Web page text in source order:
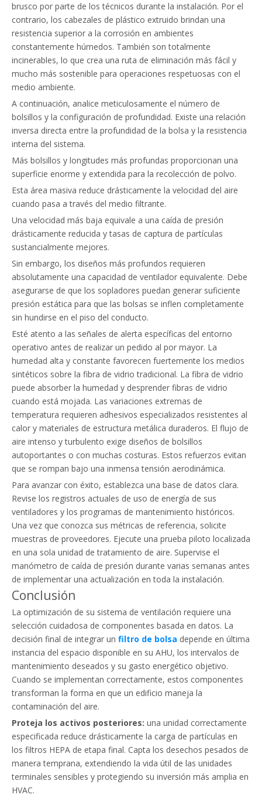
brusco por parte de los técnicos durante la instalación. Por el
contrario, los cabezales de plástico extruido brindan una
resistencia superior a la corrosión en ambientes
constantemente húmedos. También son totalmente
incinerables, lo que crea una ruta de eliminación más fácil y
mucho más sostenible para operaciones respetuosas con el
medio ambiente.
A continuación, analice meticulosamente el número de
bolsillos y la configuración de profundidad. Existe una relación
inversa directa entre la profundidad de la bolsa y la resistencia
interna del sistema.
Más bolsillos y longitudes más profundas proporcionan una
superficie enorme y extendida para la recolección de polvo.
Esta área masiva reduce drásticamente la velocidad del aire
cuando pasa a través del medio filtrante.
Una velocidad más baja equivale a una caída de presión
drásticamente reducida y tasas de captura de partículas
sustancialmente mejores.
Sin embargo, los diseños más profundos requieren
absolutamente una capacidad de ventilador equivalente. Debe
asegurarse de que los sopladores puedan generar suficiente
presión estática para que las bolsas se inflen completamente
sin hundirse en el piso del conducto.
Esté atento a las señales de alerta específicas del entorno
operativo antes de realizar un pedido al por mayor. La
humedad alta y constante favorecen fuertemente los medios
sintéticos sobre la fibra de vidrio tradicional. La fibra de vidrio
puede absorber la humedad y desprender fibras de vidrio
cuando está mojada. Las variaciones extremas de
temperatura requieren adhesivos especializados resistentes al
calor y materiales de estructura metálica duraderos. El flujo de
aire intenso y turbulento exige diseños de bolsillos
autoportantes o con muchas costuras. Estos refuerzos evitan
que se rompan bajo una inmensa tensión aerodinámica.
Para avanzar con éxito, establezca una base de datos clara.
Revise los registros actuales de uso de energía de sus
ventiladores y los programas de mantenimiento históricos.
Una vez que conozca sus métricas de referencia, solicite
muestras de proveedores. Ejecute una prueba piloto localizada
en una sola unidad de tratamiento de aire. Supervise el
manómetro de caída de presión durante varias semanas antes
de implementar una actualización en toda la instalación.
Conclusión
La optimización de su sistema de ventilación requiere una
selección cuidadosa de componentes basada en datos. La
decisión final de integrar un filtro de bolsa depende en última
instancia del espacio disponible en su AHU, los intervalos de
mantenimiento deseados y su gasto energético objetivo.
Cuando se implementan correctamente, estos componentes
transforman la forma en que un edificio maneja la
contaminación del aire.
Proteja los activos posteriores: una unidad correctamente
especificada reduce drásticamente la carga de partículas en
los filtros HEPA de etapa final. Capta los desechos pesados ​​de
manera temprana, extendiendo la vida útil de las unidades
terminales sensibles y protegiendo su inversión más amplia en
HVAC.